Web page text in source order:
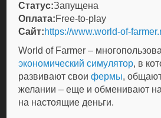
Статус:Запущена
Оплата:Free-to-play
Сайт:https://www.world-of-
World of Farmer –
экономический симулятор, в
развивают своифермы,
желании – еще и обменивают
на настоящие деньги.